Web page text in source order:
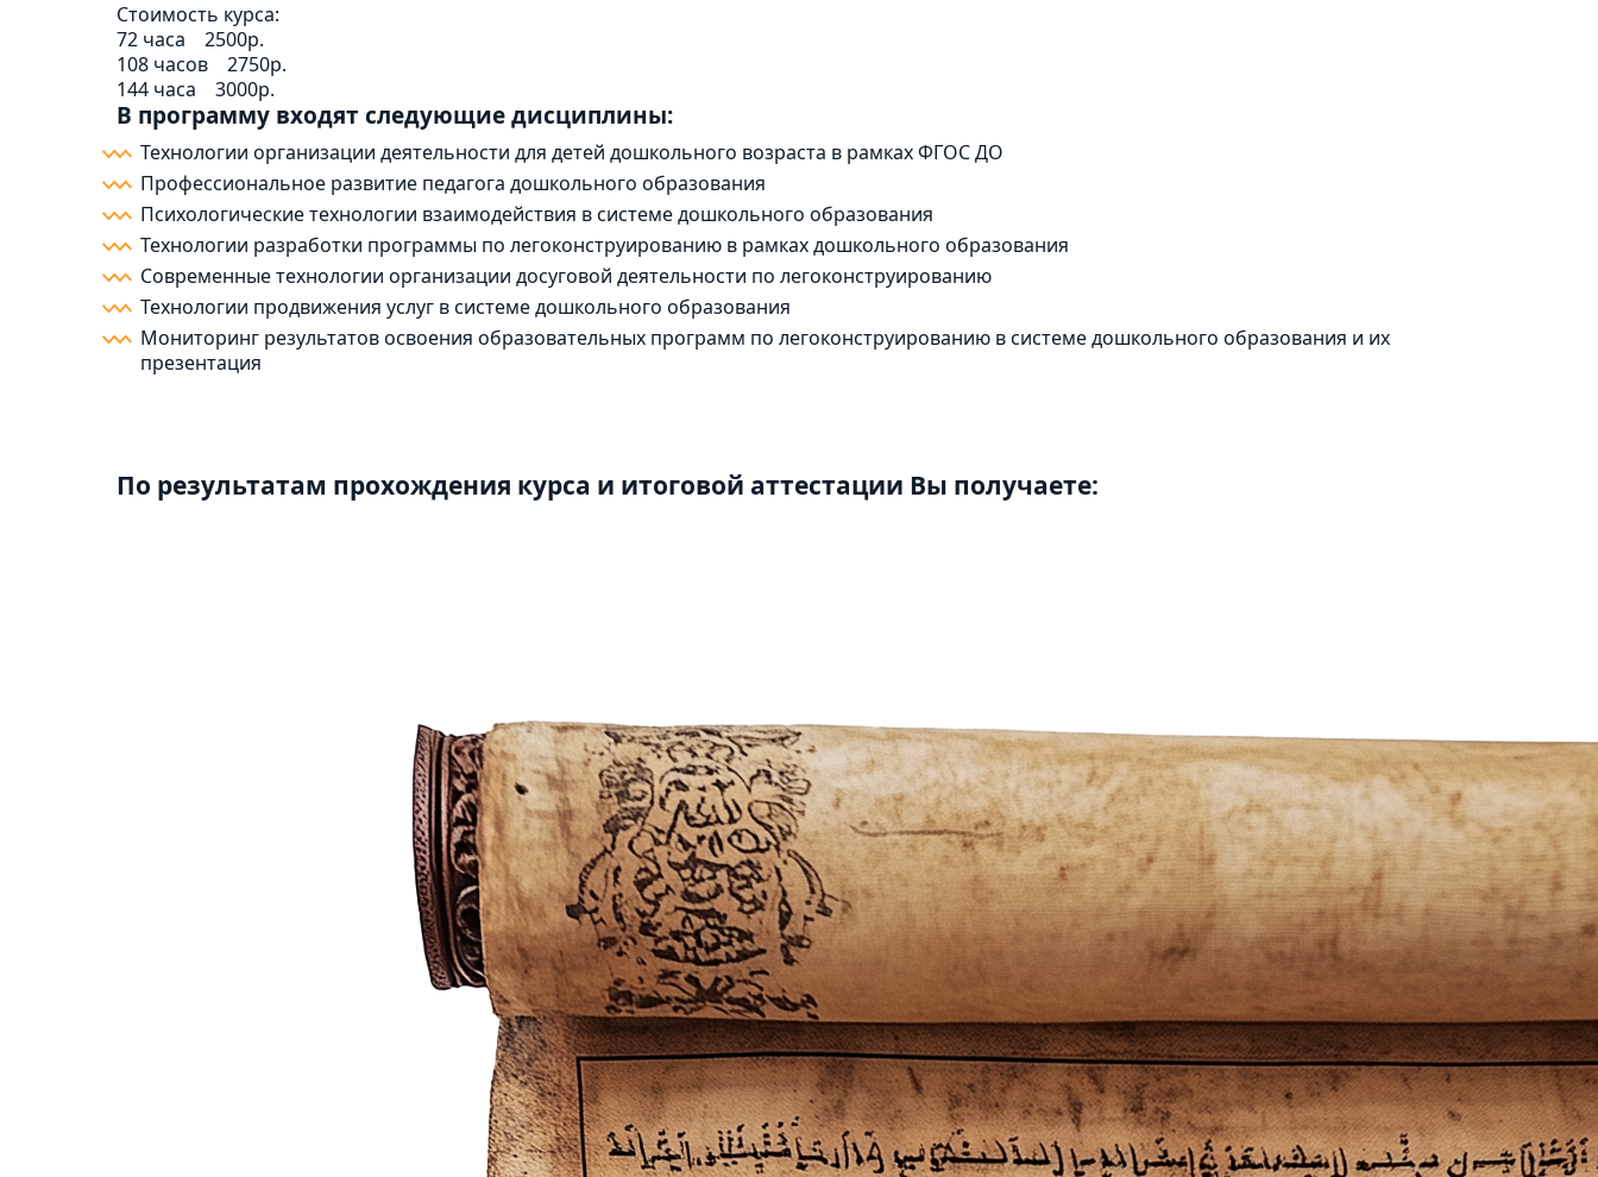
Стоимость курса:
72 часа
2500р.
108 часов
2750р.
144 часа
3000р.
В программу входят следующие дисциплины:
Технологии организации деятельности для детей дошкольного возраста в рамках ФГОС ДО
Профессиональное развитие педагога дошкольного образования
Психологические технологии взаимодействия в системе дошкольного образования
Технологии разработки программы по легоконструированию в рамках дошкольного образования
Современные технологии организации досуговой деятельности по легоконструированию
Технологии продвижения услуг в системе дошкольного образования
Мониторинг результатов освоения образовательных программ по легоконструированию в системе дошкольного образования и их
презентация
По результатам прохождения курса и итоговой аттестации Вы получаете: